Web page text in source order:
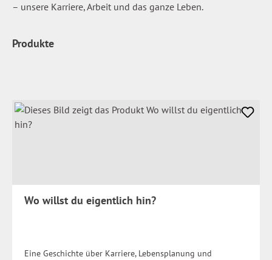
– unsere Karriere, Arbeit und das ganze Leben.
Produkte
Wo willst du eigentlich hin?
Eine Geschichte über Karriere, Lebensplanung und